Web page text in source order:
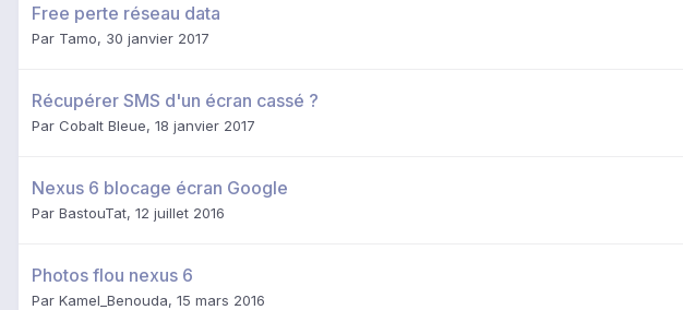
Free perte réseau data
Par Tamo, 30 janvier 2017
Récupérer SMS d'un écran cassé ?
Par Cobalt Bleue, 18 janvier 2017
Nexus 6 blocage écran Google
Par BastouTat, 12 juillet 2016
Photos flou nexus 6
Par Kamel_Benouda, 15 mars 2016